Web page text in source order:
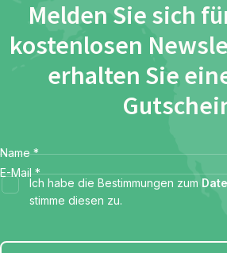
Melden Sie sich
kostenlosen
erhalten Sie
Name *
E-Mail *
Ich habe die Bestimmungen zum
stimme diesen zu.